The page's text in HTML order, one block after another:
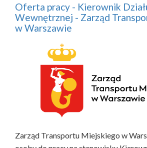
Oferta pracy - Kierownik
Wewnętrznej - Zarząd
w Warszawie
Zarząd Transportu Miejskiego w